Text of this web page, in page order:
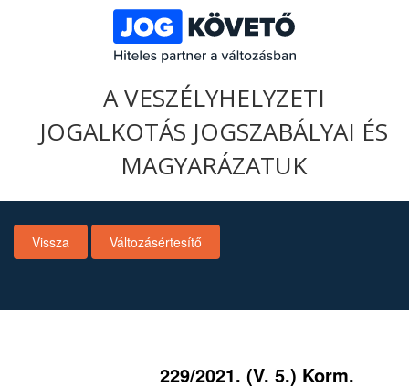
A VESZÉLYHELYZETI
JOGALKOTÁS JOGSZABÁLYAI ÉS
MAGYARÁZATUK
Vissza Változásértesítő
229/2021. (V. 5.) Korm.